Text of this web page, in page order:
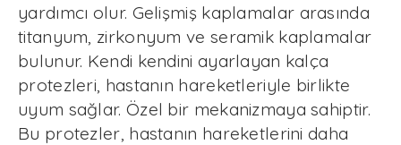
yardımcı olur. Gelişmiş kaplamalar arasında
titanyum, zirkonyum ve seramik kaplamalar
bulunur. Kendi kendini ayarlayan kalça
protezleri, hastanın hareketleriyle birlikte
uyum sağlar. Özel bir mekanizmaya sahiptir.
Bu protezler, hastanın hareketlerini daha